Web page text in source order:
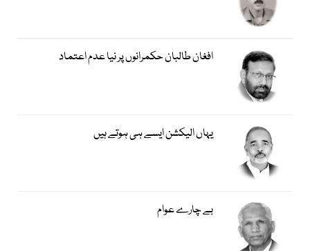
افغان طالبان حکمرانوں پر نیا عدم اعتماد
یہاں الیکشن ایسے ہی ہوتے ہیں
بے چارے عوام